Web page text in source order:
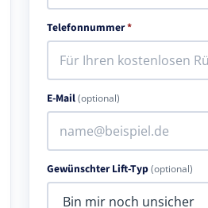
Telefonnummer*
E-Mail(optional)
Gewünschter Lift-Typ(optional)